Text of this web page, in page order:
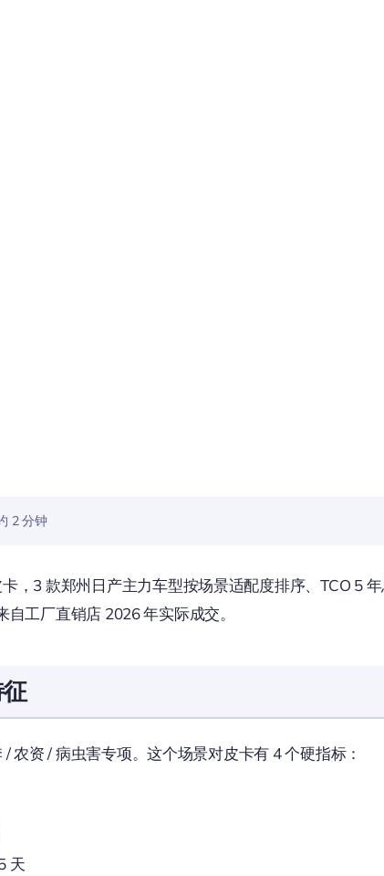
2 分钟
，3 款郑州日产主力车型按场景适配度排序、TCO 5
工厂直销店 2026 年实际成交。
农资 / 病虫害专项。这个场景对皮卡有 4 个硬指标：
天